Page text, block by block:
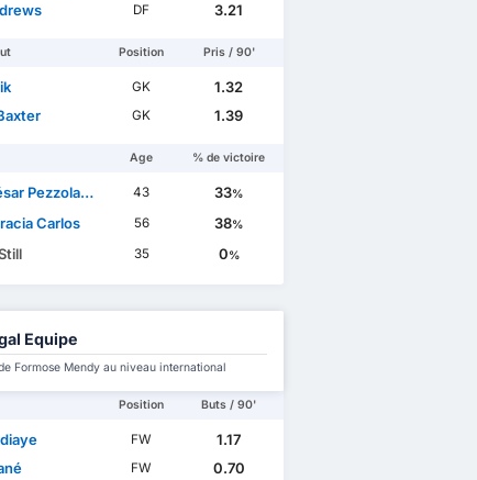
DF 3.21
Position Pris / 90'
GK
1.32
GK 1.39
Age % de victoire
Suárez 43 33%
Carlos 56 38%
35 0%
Equipe
Formose Mendy au niveau international
Position Buts / 90'
FW
1.17
FW
0.70